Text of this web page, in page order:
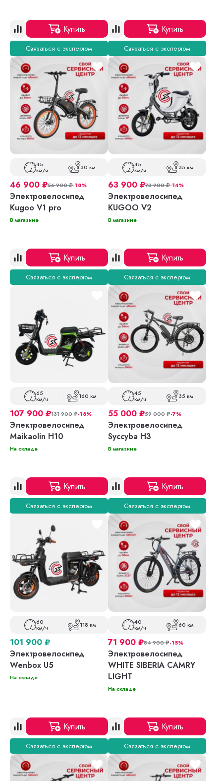
Купить
Связаться с экспертом
Купить
Связаться с экспертом
45
км/ч 30 км
46 900 ₽56 900₽-18%
Электровелосипед
Kugoo V1 pro
В магазине
Купить
Связаться с экспертом
45
км/ч 35 км
63 900 ₽73 900₽-14%
Электровелосипед
KUGOO V2
В магазине
Купить
Связаться с экспертом
65
км/ч 160 км
107 900 ₽131 900₽-18%
Электровелосипед
Maikaolin H10
На складе
Купить
Связаться с экспертом
45
км/ч 35 км
55 000 ₽59 000₽-7%
Электровелосипед
Syccyba H3
В магазине
Купить
Связаться с экспертом
60
км/ч 118 км
101 900 ₽
Электровелосипед
Wenbox U5
На складе
Купить
Связаться с экспертом
40
км/ч 60 км
71 900 ₽84 900₽-15%
Электровелосипед
WHITE SIBERIA CAMRY
LIGHT
На складе
Купить
Связаться с экспертом